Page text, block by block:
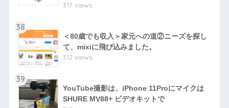
317 views
38
＜80歳でも収入＞家元への道②ニーズを探し
て、mixiに飛び込みました。
312 views
39
YouTube撮影は、iPhone 11Proにマイクは
SHURE MV88+ ビデオキットで